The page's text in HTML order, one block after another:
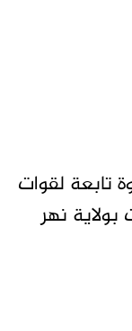
تابعة لقوات
نهر